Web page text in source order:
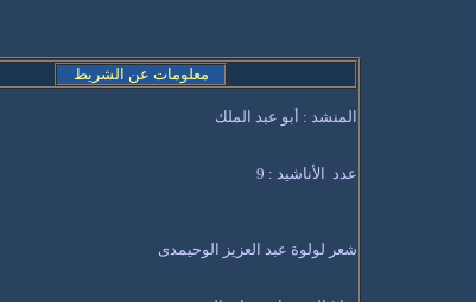
معلومات عن الشريط
المنشد : أبو عبد الملك
عدد الأناشيد : 9
شعر لولوة عبد العزيز الوحيمدى